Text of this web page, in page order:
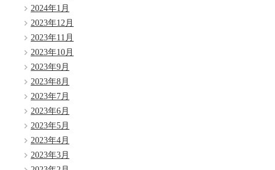
2024年1月
2023年12月
2023年11月
2023年10月
2023年9月
2023年8月
2023年7月
2023年6月
2023年5月
2023年4月
2023年3月